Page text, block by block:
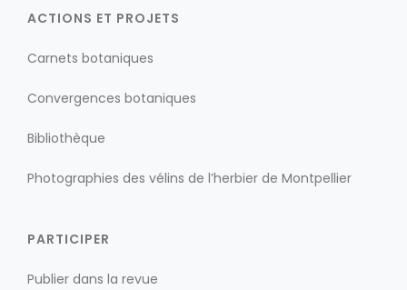
ACTIONS ET PROJETS
Carnets botaniques
Convergences botaniques
Bibliothèque
Photographies des vélins de l’herbier de Montpellier
PARTICIPER
Publier dans la revue